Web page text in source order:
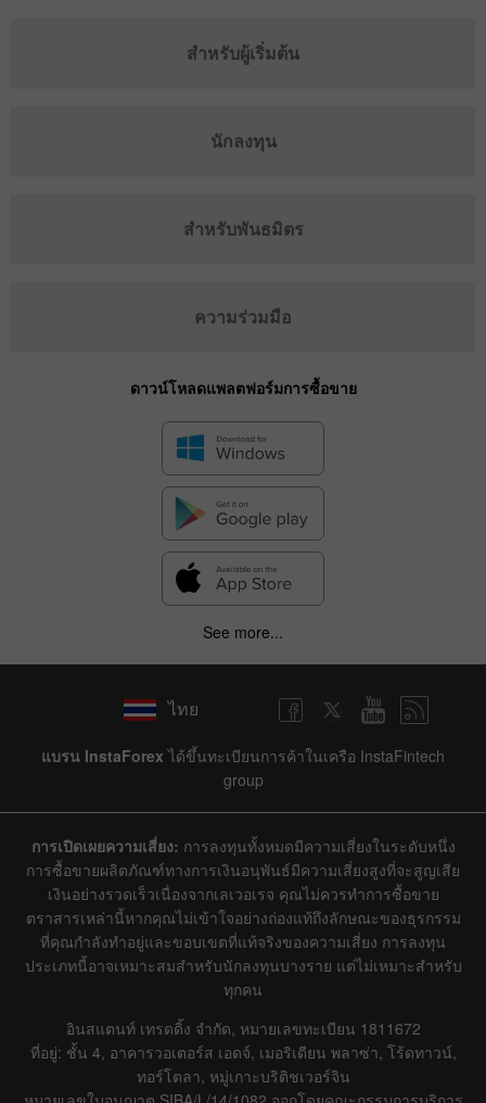
สำหรับผู้เริ่มต้น
นักลงทุน
สำหรับพันธมิตร
ความร่วมมือ
ดาวน์โหลดแพลตฟอร์มการซื้อขาย
See more...
ไทย
แบรน InstaForex ได้ขึ้นทะเบียนการค้าในเครือ InstaFintech
group
การเปิดเผยความเสี่ยง: การลงทุนทั้งหมดมีความเสี่ยงในระดับหนึ่ง
การซื้อขายผลิตภัณฑ์ทางการเงินอนุพันธ์มีความเสี่ยงสูงที่จะสูญเสีย
เงินอย่างรวดเร็วเนื่องจากเลเวอเรจ คุณไม่ควรทำการซื้อขาย
ตราสารเหล่านี้หากคุณไม่เข้าใจอย่างถ่องแท้ถึงลักษณะของธุรกรรม
ที่คุณกำลังทำอยู่และขอบเขตที่แท้จริงของความเสี่ยง การลงทุน
ประเภทนี้อาจเหมาะสมสำหรับนักลงทุนบางราย แต่ไม่เหมาะสำหรับ
ทุกคน
อินสแตนท์ เทรดดิ้ง จำกัด, หมายเลขทะเบียน 1811672
ที่อยู่: ชั้น 4, อาคารวอเตอร์ส เอดจ์, เมอริเดียน พลาซ่า, โร้ดทาวน์,
ทอร์โตลา, หมู่เกาะบริติชเวอร์จิน